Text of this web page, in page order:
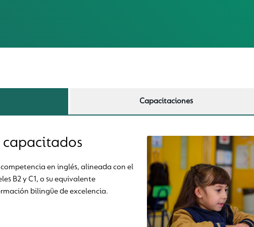
Capacitaciones
capacitados
en inglés, alineada con el
B2 y C1, o su equivalente
bilingüe de excelencia.